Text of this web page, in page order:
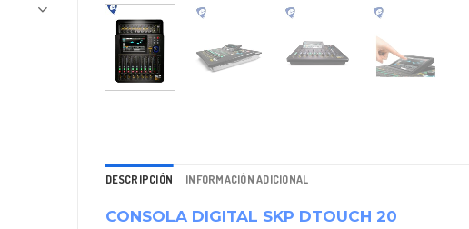
DESCRIPCIÓN INFORMACIÓN ADICIONAL
CONSOLA DIGITAL SKP DTOUCH 20